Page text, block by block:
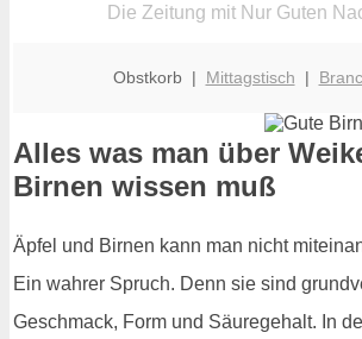
Die Zeitung mit Nur Guten
Obstkorb | Mittagstisch |
Alles was man über
Birnen wissen muß
Äpfel und Birnen kann man nicht
Ein wahrer Spruch. Denn sie sind
Geschmack, Form und Säuregehalt. In